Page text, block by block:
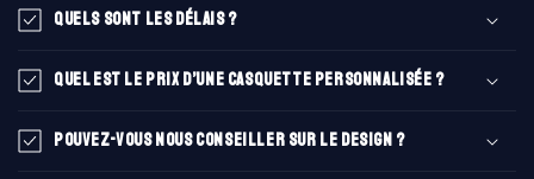
Quels sont les délais ?
Quel est le prix d’une casquette personnalisée ?
Pouvez-vous nous conseiller sur le design ?